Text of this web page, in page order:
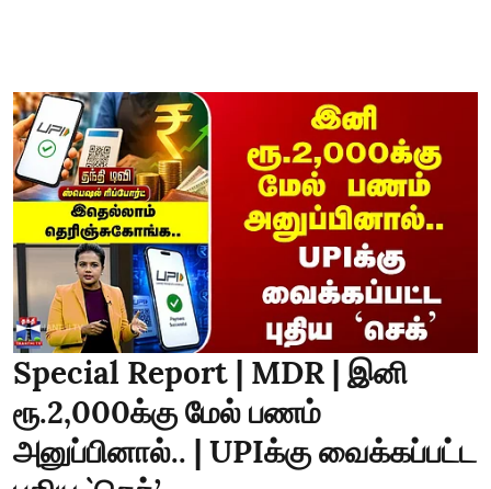
Special Report | MDR | இனி
ரூ.2,000க்கு மேல் பணம்
அனுப்பினால்.. | UPIக்கு வைக்கப்பட்ட